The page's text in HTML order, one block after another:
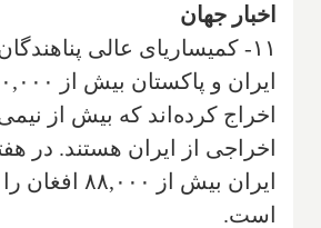
اخبار جهان
۱۱- کمیساریای عالی
اخراج کرده‌اند که بیش از نیمی
اخراجی از ایران هستند. در
ایران بیش از
است.